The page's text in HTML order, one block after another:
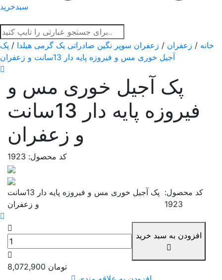
سبدخرید
خانه / زعفران / زعفران سوپر نگین صادراتی یک گرمی هیلدا / پک
آجیل خوری مس و فیروزه پایه دار 13سانت و زعفران
پک آجیل خوری مس و
فیروزه پایه دار 13سانت
و زعفران
کد محصول: 1923
پک آجیل خوری مس و فیروزه پایه دار 13سانت
و زعفران
کد محصول:
1923
افزودن به سبد خرید
8,072,900 تومان